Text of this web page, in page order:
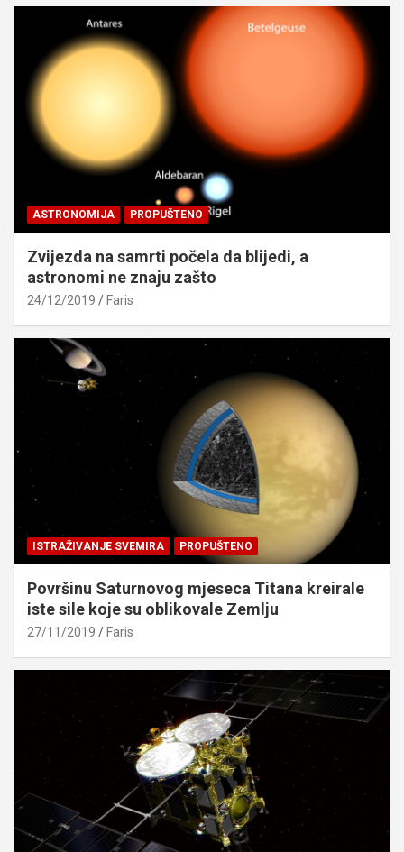
ASTRONOMIJA PROPUŠTENO
Zvijezda na samrti počela da blijedi, a
astronomi ne znaju zašto
24/12/2019 Faris
ISTRAŽIVANJE SVEMIRA PROPUŠTENO
Površinu Saturnovog mjeseca Titana kreirale
iste sile koje su oblikovale Zemlju
27/11/2019 Faris